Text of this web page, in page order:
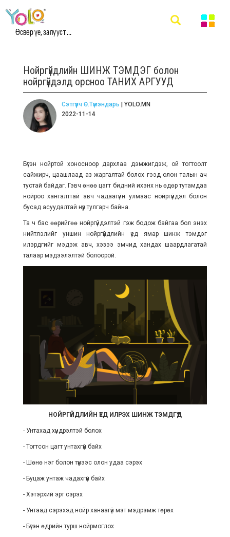
Өсвөр үе, залууст ...
Нойргүйдлийн ШИНЖ ТЭМДЭГ болон
нойргүйдэлд орсноо ТАНИХ АРГУУД
Сэтгүүлч Ө.Түмэндарь | YOLO.MN
2022-11-14
Бүтэн нойртой хоносноор дархлаа дэмжигдэж, ой тогтоолт
сайжирч, цаашлаад аз жаргалтай болох гээд олон талын ач
тустай байдаг. Гэвч өнөө цагт бидний ихэнх нь өдөр тутамдаа
нойроо хангалттай авч чадаагүйн улмаас нойргүйдэл болон
бусад асуудалтай нүүр тулгарч байна.
Та ч бас өөрийгөө нойргүйдэлтэй гэж бодож байгаа бол энэхүү
нийтлэлийг уншин нойргүйдлийн үед ямар шинж тэмдэг
илэрдгийг мэдэж авч, хэзээ эмчид хандах шаардлагатай
талаар мэдээлэлтэй болоорой.
НОЙРГҮЙДЛИЙН ҮЕД ИЛРЭХ ШИНЖ ТЭМДГҮҮД
- Унтахад хүндрэлтэй болох
- Тогтсон цагт унтахгүй байх
- Шөнө нэг болон түүнээс олон удаа сэрэх
- Буцаж унтаж чадахгүй байх
- Хэтэрхий эрт сэрэх
- Унтаад сэрэхэд нойр ханаагүй мэт мэдрэмж төрөх
- Бүтэн өдрийн турш нойрмоглох